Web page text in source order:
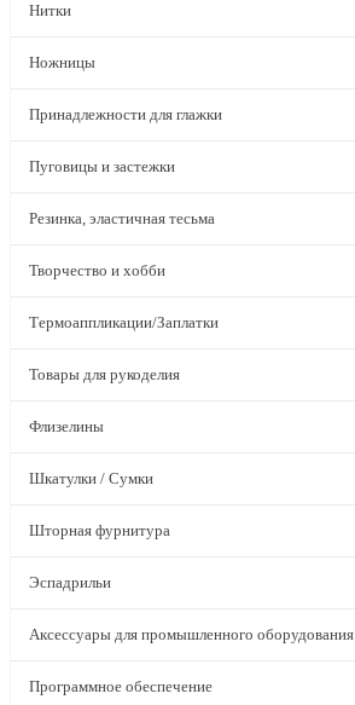
Нитки
Ножницы
Принадлежности для глажки
Пуговицы и застежки
Резинка, эластичная тесьма
Творчество и хобби
Термоаппликации/Заплатки
Товары для рукоделия
Флизелины
Шкатулки / Сумки
Шторная фурнитура
Эспадрильи
Аксессуары для промышленного оборудования
Программное обеспечение